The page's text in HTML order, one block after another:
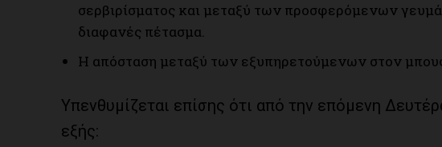
σερβιρίσματος και μεταξύ των προσφερόμενων
διαφανές πέτασμα.
Η απόσταση μεταξύ των εξυπηρετούμενων στον
Υπενθυμίζεται επίσης ότι από την επόμενη
εξής: